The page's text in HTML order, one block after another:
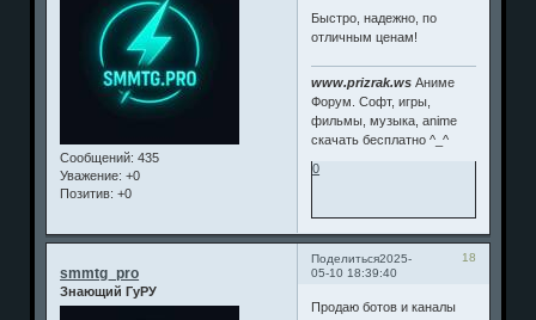
Сообщений: 435
Уважение: +0
Позитив: +0
Быстро, надежно, по
отличным ценам!
www.prizrak.ws Аниме
Форум. Софт, игры,
фильмы, музыка, anime
скачать бесплатно ^_^
0
Поделиться 18
2025-
05-10 18:39:40
smmtg_pro
Знающий ГуРУ
Продаю ботов и каналы